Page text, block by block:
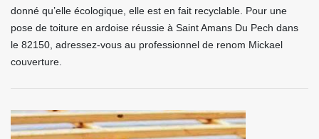
donné qu’elle écologique, elle est en fait recyclable. Pour une
pose de toiture en ardoise réussie à Saint Amans Du Pech dans
le 82150, adressez-vous au professionnel de renom Mickael
couverture.